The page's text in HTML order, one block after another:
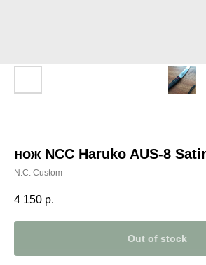
нож NCC Haruko AUS-8
N.C. Custom
4 150 р.
Out of stock